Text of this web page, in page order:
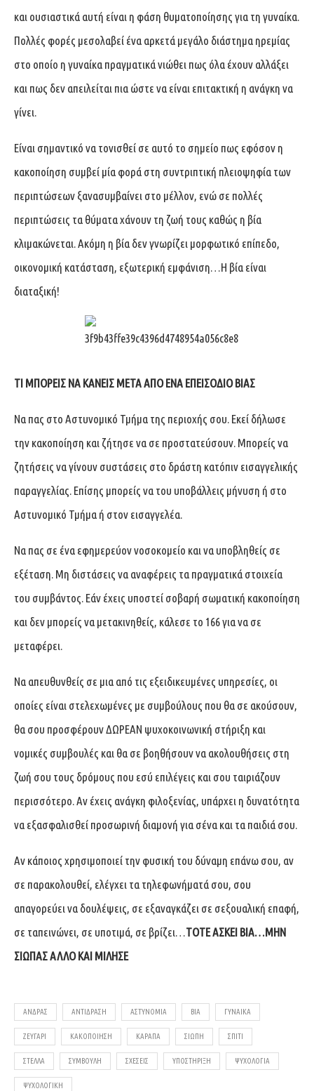
και ουσιαστικά αυτή είναι η φάση θυματοποίησης για τη γυναίκα.
Πολλές φορές μεσολαβεί ένα αρκετά μεγάλο διάστημα ηρεμίας
στο οποίο η γυναίκα πραγματικά νιώθει πως όλα έχουν αλλάξει
και πως δεν απειλείται πια ώστε να είναι επιτακτική η ανάγκη να
γίνει.
Είναι σημαντικό να τονισθεί σε αυτό το σημείο πως εφόσον η
κακοποίηση συμβεί μία φορά στη συντριπτική πλειοψηφία των
περιπτώσεων ξανασυμβαίνει στο μέλλον, ενώ σε πολλές
περιπτώσεις τα θύματα χάνουν τη ζωή τους καθώς η βία
κλιμακώνεται. Ακόμη η βία δεν γνωρίζει μορφωτικό επίπεδο,
οικονομική κατάσταση, εξωτερική εμφάνιση…Η βία είναι
διαταξική!
ΤΙ ΜΠΟΡΕΙΣ ΝΑ ΚΑΝΕΙΣ ΜΕΤΑ ΑΠΟ ΕΝΑ ΕΠΕΙΣΟΔΙΟ ΒΙΑΣ
Να πας στο Αστυνομικό Τμήμα της περιοχής σου. Εκεί δήλωσε
την κακοποίηση και ζήτησε να σε προστατεύσουν. Μπορείς να
ζητήσεις να γίνουν συστάσεις στο δράστη κατόπιν εισαγγελικής
παραγγελίας. Επίσης μπορείς να του υποβάλλεις μήνυση ή στο
Αστυνομικό Τμήμα ή στον εισαγγελέα.
Να πας σε ένα εφημερεύον νοσοκομείο και να υποβληθείς σε
εξέταση. Μη διστάσεις να αναφέρεις τα πραγματικά στοιχεία
του συμβάντος. Εάν έχεις υποστεί σοβαρή σωματική κακοποίηση
και δεν μπορείς να μετακινηθείς, κάλεσε το 166 για να σε
μεταφέρει.
Να απευθυνθείς σε μια από τις εξειδικευμένες υπηρεσίες, οι
οποίες είναι στελεχωμένες με συμβούλους που θα σε ακούσουν,
θα σου προσφέρουν ΔΩΡΕΑΝ ψυχοκοινωνική στήριξη και
νομικές συμβουλές και θα σε βοηθήσουν να ακολουθήσεις στη
ζωή σου τους δρόμους που εσύ επιλέγεις και σου ταιριάζουν
περισσότερο. Αν έχεις ανάγκη φιλοξενίας, υπάρχει η δυνατότητα
να εξασφαλισθεί προσωρινή διαμονή για σένα και τα παιδιά σου.
Αν κάποιος χρησιμοποιεί την φυσική του δύναμη επάνω σου, αν
σε παρακολουθεί, ελέγχει τα τηλεφωνήματά σου, σου
απαγορεύει να δουλέψεις, σε εξαναγκάζει σε σεξουαλική επαφή,
σε ταπεινώνει, σε υποτιμά, σε βρίζει…ΤΟΤΕ ΑΣΚΕΙ ΒΙΑ…ΜΗΝ
ΣΙΩΠΑΣ ΑΛΛΟ ΚΑΙ ΜΙΛΗΣΕ
ΆΝΔΡΑΣ ΑΝΤΊΔΡΑΣΗ ΑΣΤΥΝΟΜΊΑ ΒΊΑ ΓΥΝΑΊΚΑ
ΖΕΥΓΆΡΙ ΚΑΚΟΠΟΊΗΣΗ ΚΑΡΑΠΑ ΣΙΩΠΗ ΣΠΊΤΙ
ΣΤΈΛΛΑ ΣΥΜΒΟΥΛΗ ΣΧΈΣΕΙΣ ΥΠΟΣΤΉΡΙΞΗ ΨΥΧΟΛΟΓΊΑ
ΨΥΧΟΛΟΓΙΚΉ